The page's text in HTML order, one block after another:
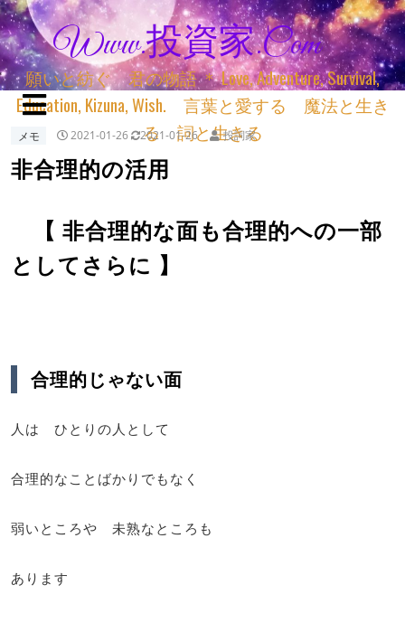
Www.投資家.com
願いと紡ぐ 君の物語 ＊ Love, Adventure, Survival,
Education, Kizuna, Wish. 言葉と愛する 魔法と生き
る 詞と生きる
メモ 2021-01-26 2021-01-26 投詞家
非合理的の活用
【 非合理的な面も合理的への一部
としてさらに 】
合理的じゃない面
人は ひとりの人として
合理的なことばかりでもなく
弱いところや 未熟なところも
あります